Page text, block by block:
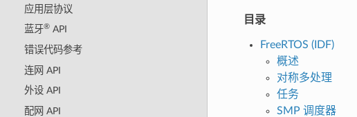
应用层协议
蓝牙®API
错误代码参考
连网 API
外设 API
配网 API
目录
FreeRTOS (IDF)
概述
对称多处理
任务
SMP 调度器